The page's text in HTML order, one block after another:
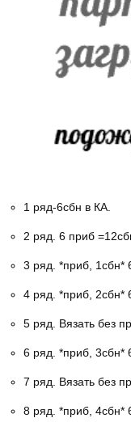
1 ряд-6сбн в КА.
2 ряд. 6 приб
3 ряд. *приб, 1сбн*
4 ряд. *приб, 2сбн*
5 ряд. Вязать без
6 ряд. *приб, 3сбн*
7 ряд. Вязать без
8 ряд. *приб, 4сбн*